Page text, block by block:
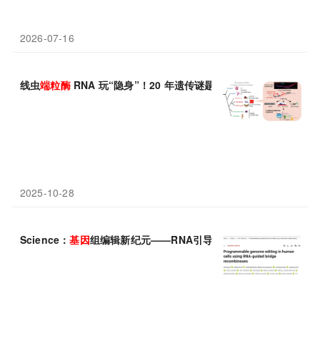
2026-07-16
线虫端粒酶RNA 玩“隐身”！20 年遗传谜题破解：藏进生殖基因
2025-10-28
Science：基因组编辑新纪元——RNA引导的桥接重组酶